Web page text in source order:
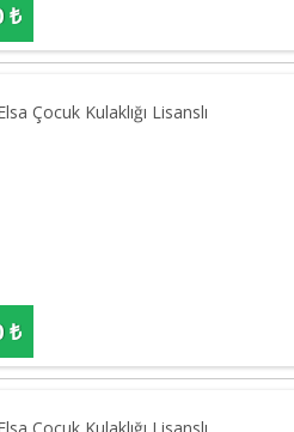
₺
Çocuk Kulaklığı Lisanslı
₺